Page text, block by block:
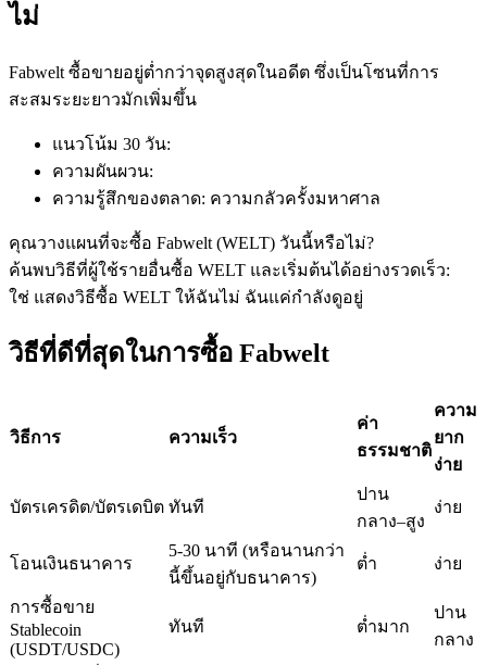
ฟิวเจอร์ส USDC
ฟิวเจอร์สที่ใช้ USDC เป็นหลักประกัน
เข้าร่วมกับเทรดเดอร์ชั้นนำ
ไม่
Fabwelt ซื้อขายอยู่ต่ำกว่าจุดสูงสุดในอดีต ซึ่งเป็นโซนที่การ
สะสมระยะยาวมักเพิ่มขึ้น
แนวโน้ม 30 วัน:
ความผันผวน:
ความรู้สึกของตลาด: ความกลัวครั้งมหาศาล
คุณวางแผนที่จะซื้อ Fabwelt (WELT) วันนี้หรือไม่?
ค้นพบวิธีที่ผู้ใช้รายอื่นซื้อ WELT และเริ่มต้นได้อย่างรวดเร็ว:
ใช่ แสดงวิธีซื้อ WELT ให้ฉันไม่ ฉันแค่กำลังดูอยู่
วิธีที่ดีที่สุดในการซื้อ Fabwelt
วิธีการ ความเร็ว
ค่า
ธรรมชาติ
ความ
ยาก
ง่าย
บัตรเครดิต/บัตรเดบิต ทันที
ปาน
กลาง–สูง
ง่าย
โอนเงินธนาคาร
5-30 นาที (หรือนานกว่า
นี้ขึ้นอยู่กับธนาคาร)
ต่ำ ง่าย
การซื้อขาย
Stablecoin
(USDT/USDC)
ทันที ต่ำมาก
ปาน
กลาง